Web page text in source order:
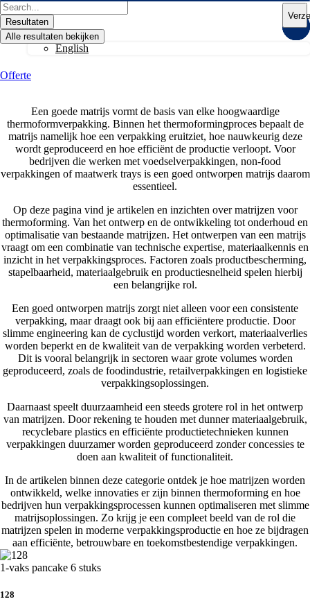
Ga
naar
de
inhoud
Search
...Resultaten
Alle resultaten bekijken
English
Offerte
Een goede matrijs vormt de basis van elke hoogwaardige
thermoformverpakking. Binnen het thermoformingproces bepaalt de
matrijs namelijk hoe een verpakking eruitziet, hoe nauwkeurig deze
wordt geproduceerd en hoe efficiënt de productie verloopt. Voor
bedrijven die werken met voedselverpakkingen, non-food
verpakkingen of maatwerk trays is een goed ontworpen matrijs daarom
essentieel.
Op deze pagina vind je artikelen en inzichten over matrijzen voor
thermoforming. Van het ontwerp en de ontwikkeling tot onderhoud en
optimalisatie van bestaande matrijzen. Het ontwerpen van een matrijs
vraagt om een combinatie van technische expertise, materiaalkennis en
inzicht in het verpakkingsproces. Factoren zoals productbescherming,
stapelbaarheid, materiaalgebruik en productiesnelheid spelen hierbij
een belangrijke rol.
Een goed ontworpen matrijs zorgt niet alleen voor een consistente
verpakking, maar draagt ook bij aan efficiëntere productie. Door
slimme engineering kan de cyclustijd worden verkort, materiaalverlies
worden beperkt en de kwaliteit van de verpakking worden verbeterd.
Dit is vooral belangrijk in sectoren waar grote volumes worden
geproduceerd, zoals de foodindustrie, retailverpakkingen en logistieke
verpakkingsoplossingen.
Daarnaast speelt duurzaamheid een steeds grotere rol in het ontwerp
van matrijzen. Door rekening te houden met dunner materiaalgebruik,
recyclebare plastics en efficiënte productietechnieken kunnen
verpakkingen duurzamer worden geproduceerd zonder concessies te
doen aan kwaliteit of functionaliteit.
In de artikelen binnen deze categorie ontdek je hoe matrijzen worden
ontwikkeld, welke innovaties er zijn binnen thermoforming en hoe
bedrijven hun verpakkingsprocessen kunnen optimaliseren met slimme
matrijsoplossingen. Zo krijg je een compleet beeld van de rol die
matrijzen spelen in moderne verpakkingsproductie en hoe ze bijdragen
aan efficiënte, betrouwbare en toekomstbestendige verpakkingen.
1-vaks pancake 6 stuks
128